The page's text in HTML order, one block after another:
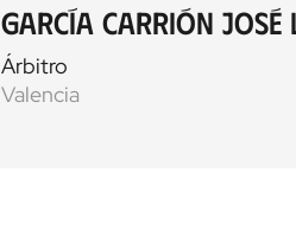
García Carrión José
Árbitro
Valencia